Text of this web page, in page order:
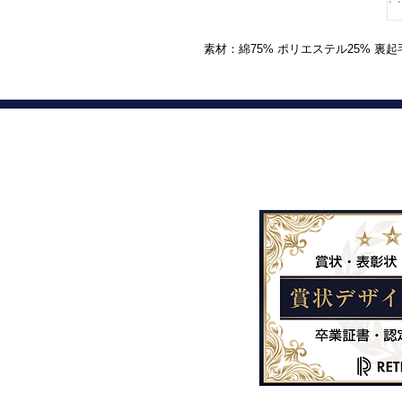
素材：綿75% ポリエステル25% 裏起